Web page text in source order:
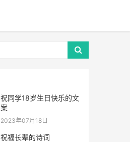
祝同学18岁生日快乐的文
案
2023年07月18日
祝福长辈的诗词